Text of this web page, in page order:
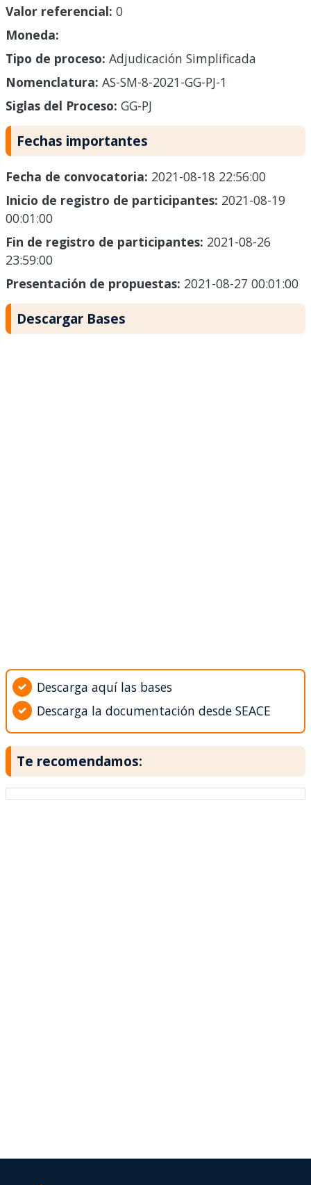
Valor referencial: 0
Moneda:
Tipo de proceso: Adjudicación Simplificada
Nomenclatura: AS-SM-8-2021-GG-PJ-1
Siglas del Proceso: GG-PJ
Fechas importantes
Fecha de convocatoria: 2021-08-18 22:56:00
Inicio de registro de participantes: 2021-08-19
00:01:00
Fin de registro de participantes: 2021-08-26
23:59:00
Presentación de propuestas: 2021-08-27 00:01:00
Descargar Bases
Descarga aquí las bases
Descarga la documentación desde SEACE
Te recomendamos: